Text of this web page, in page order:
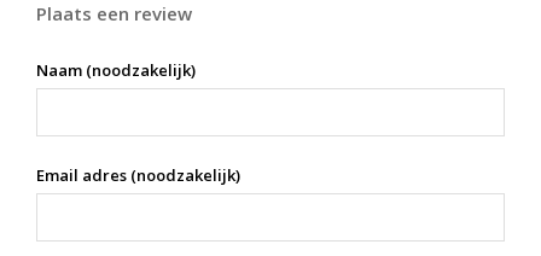
Plaats een review
Naam (noodzakelijk)
Email adres (noodzakelijk)